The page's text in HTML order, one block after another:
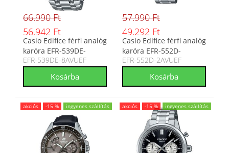
66.990 Ft
56.942 Ft
Casio Edifice férfi analóg
karóra EFR-539DE-
8AVUEF
EFR-539DE-8AVUEF
57.990 Ft
49.292 Ft
Casio Edifice férfi analóg
karóra EFR-552D-
2AVUEF
EFR-552D-2AVUEF
akciós -15 % ingyenes szállítás akciós -15 % ingyenes szállítás